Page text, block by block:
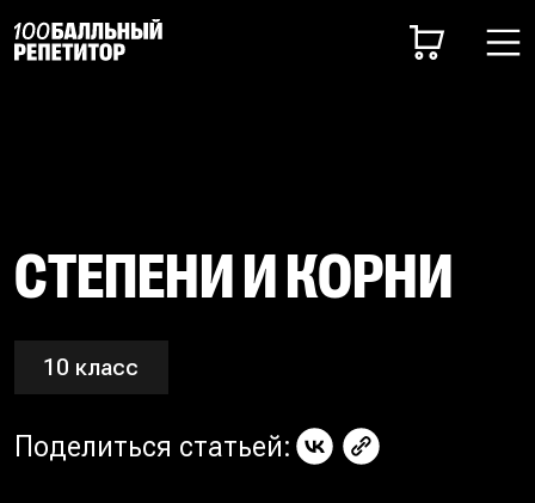
СТЕПЕНИ И КОРНИ
10 класс
Поделиться статьей: